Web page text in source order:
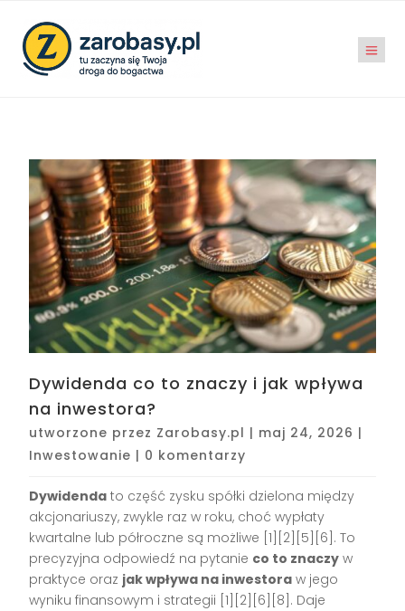
Dywidenda co to znaczy i jak wpływa
na inwestora?
utworzone przez Zarobasy.pl | maj 24, 2026 |
Inwestowanie | 0 komentarzy
Dywidenda to część zysku spółki dzielona między
akcjonariuszy, zwykle raz w roku, choć wypłaty
kwartalne lub półroczne są możliwe [1][2][5][6]. To
precyzyjna odpowiedź na pytanie co to znaczy w
praktyce oraz jak wpływa na inwestora w jego
wyniku finansowym i strategii [1][2][6][8]. Daje